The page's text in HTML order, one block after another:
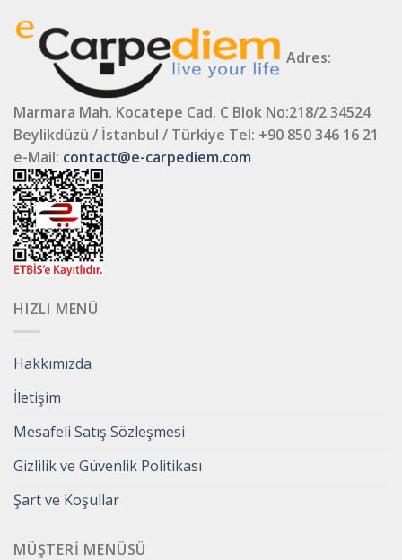
Adres:
Marmara Mah. Kocatepe Cad. C Blok No:218/2 34524
Beylikdüzü / İstanbul / Türkiye Tel: +90 850 346 16 21
e-Mail: contact@e-carpediem.com
HIZLI MENÜ
Hakkımızda
İletişim
Mesafeli Satış Sözleşmesi
Gizlilik ve Güvenlik Politikası
Şart ve Koşullar
MÜŞTERI MENÜSÜ